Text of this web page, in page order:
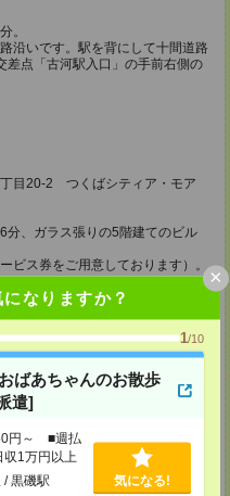
なりますか？
1/10
ばあちゃんのお散歩
遣]
円～ ■週払
1万円以上
/ 黒磯駅 気になる!
×
。
沿いです。駅を背にして十間道路
差点「古河駅入口」の手前右側の
目20-2 つくばシティア・モア
分、ガラス張りの5階建てのビル
ビス券をご用意しております）。
ーニープレイス水戸1F
1 カツミビル1F